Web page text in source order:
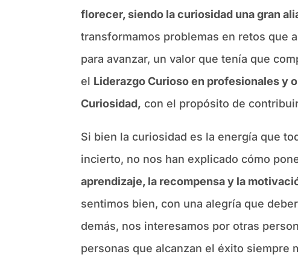
florecer, siendo la curiosidad una gran
transformamos problemas en retos que
para avanzar, un valor que tenía que
el Liderazgo Curioso en profesionales y
Curiosidad, con el propósito de
Si bien la curiosidad es la energía que
incierto, no nos han explicado cómo
aprendizaje, la recompensa y la
sentimos bien, con una alegría que
demás, nos interesamos por otras
personas que alcanzan el éxito siempre